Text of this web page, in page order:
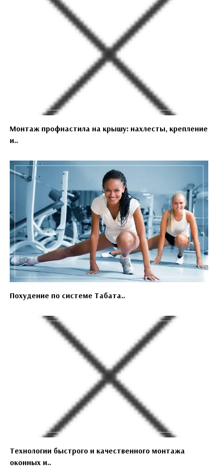
Монтаж профнастила на крышу: нахлесты, крепление
и..
Похудение по системе Табата..
Технологии быстрого и качественного монтажа
оконных и..